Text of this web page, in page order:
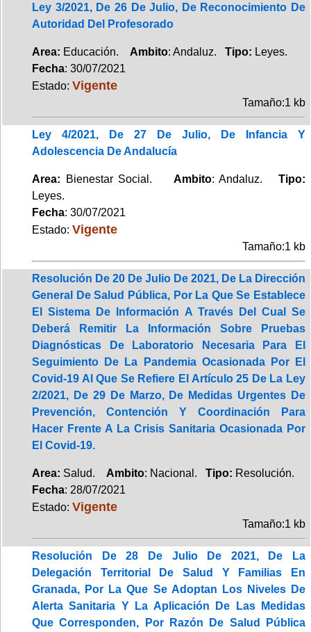
Ley 3/2021, De 26 De Julio, De Reconocimiento De
Autoridad Del Profesorado
Area: Educación. Ambito: Andaluz. Tipo: Leyes.
Fecha: 30/07/2021
Estado: Vigente
Tamaño:1 kb
Ley 4/2021, De 27 De Julio, De Infancia Y
Adolescencia De Andalucía
Area: Bienestar Social. Ambito: Andaluz.Tipo:
Leyes.
Fecha: 30/07/2021
Estado: Vigente
Tamaño:1 kb
Resolución De 20 De Julio De 2021, De La Dirección
General De Salud Pública, Por La Que Se Establece
El Sistema De Información A Través Del Cual Se
Deberá Remitir La Información Sobre Pruebas
Diagnósticas De Laboratorio Necesaria Para El
Seguimiento De La Pandemia Ocasionada Por El
Covid-19 Al Que Se Refiere El Artículo 25 De La Ley
2/2021, De 29 De Marzo, De Medidas Urgentes De
Prevención, Contención Y Coordinación Para
Hacer Frente A La Crisis Sanitaria Ocasionada Por
El Covid-19.
Area: Salud. Ambito: Nacional. Tipo: Resolución.
Fecha: 28/07/2021
Estado: Vigente
Tamaño:1 kb
Resolución De 28 De Julio De 2021, De La
Delegación Territorial De Salud Y Familias En
Granada, Por La Que Se Adoptan Los Niveles De
Alerta Sanitaria Y La Aplicación De Las Medidas
Que Corresponden, Por Razón De Salud Pública